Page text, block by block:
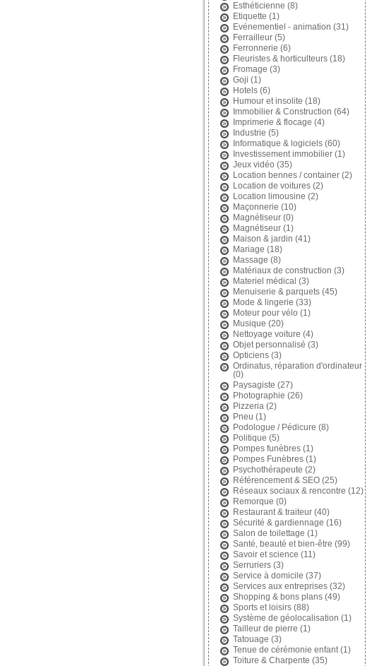
Esthéticienne (8)
Etiquette (1)
Evénementiel - animation (31)
Ferrailleur(5)
Ferronnerie (6)
Fleuristes & horticulteurs(18)
Fromage (3)
Goji (1)
Hotels(6)
Humour et insolite (18)
Immobilier & Construction (64)
Imprimerie & flocage (4)
Industrie (5)
Informatique & logiciels(60)
Investissement immobilier(1)
Jeux vidéo (35)
Location bennes / container(2)
Location de voitures(2)
Location limousine (2)
Maçonnerie (10)
Magnétiseur(0)
Magnétiseur(1)
Maison & jardin (41)
Mariage (18)
Massage (8)
Matériaux de construction (3)
Materiel médical (3)
Menuiserie & parquets(45)
Mode & lingerie (33)
Moteur pour vélo (1)
Musique (20)
Nettoyage voiture (4)
Objet personnalisé (3)
Opticiens(3)
Ordinatus, réparation d'ordinateur
(0)
Paysagiste (27)
Photographie (26)
Pizzeria (2)
Pneu (1)
Podologue / Pédicure (8)
Politique (5)
Pompes funèbres(1)
Pompes Funèbres(1)
Psychothérapeute (2)
Référencement & SEO(25)
Réseaux sociaux & rencontre (12)
Remorque (0)
Restaurant & traiteur(40)
Sécurité & gardiennage (16)
Salon de toilettage (1)
Santé, beauté et bien-être (99)
Savoir et science (11)
Serruriers(3)
Service à domicile (37)
Services aux entreprises(32)
Shopping & bons plans(49)
Sports et loisirs(88)
Système de géolocalisation (1)
Tailleur de pierre (1)
Tatouage (3)
Tenue de cérémonie enfant(1)
Toiture & Charpente (35)